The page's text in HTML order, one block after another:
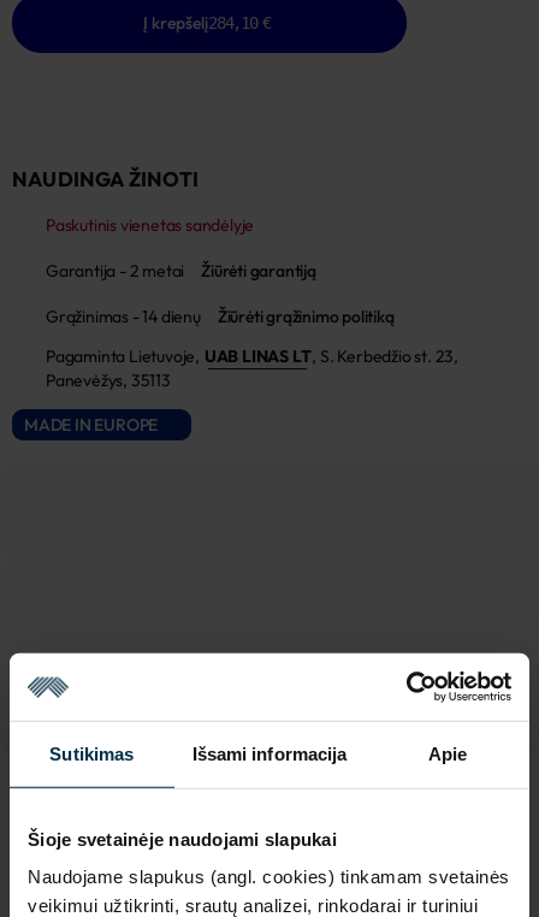
Sutikimas Išsami informacija Apie
Šioje svetainėje naudojami slapukai
Naudojame slapukus (angl. cookies) tinkamam svetainės
veikimui užtikrinti, srautų analizei, rinkodarai ir turiniui
Į krepšelį284,10 €
NAUDINGA ŽINOTI
Paskutinis vienetas sandėlyje
Garantija - 2 metai Žiūrėti garantiją
Grąžinimas - 14 dienų
Žiūrėti grąžinimo politiką
Pagaminta Lietuvoje, UAB LINAS LT, S. Kerbedžio st. 23,
Panevėžys, 35113
MADE IN EUROPE
2110052_MM40-
JET2_3030_7891
Žalia